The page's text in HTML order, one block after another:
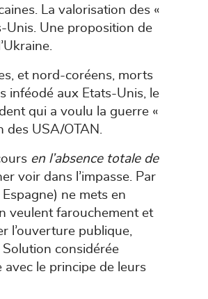
La valorisation des «
Unis. Une proposition de
et nord-coréens, morts
inféodé aux Etats-Unis, le
qui a voulu la guerre «
des USA/OTAN.
en l’absence totale de
voir dans l’impasse. Par
ne mets en
veulent farouchement et
l’ouverture publique,
Solution considérée
le principe de leurs